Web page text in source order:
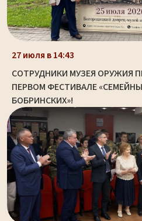
27 июля в 14:43
СОТРУДНИКИ МУЗЕЯ ОРУЖИЯ
ПЕРВОМ ФЕСТИВАЛЕ
БОБРИНСКИХ»!